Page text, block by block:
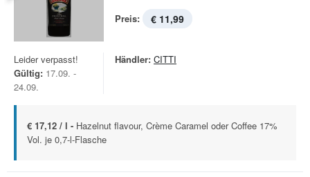
Preis: € 11,99
Leider verpasst!
Gültig: 17.09. -
24.09.
Händler: CITTI
€ 17,12 / l - Hazelnut flavour, Crème Caramel oder Coffee 17%
Vol. je 0,7-l-Flasche